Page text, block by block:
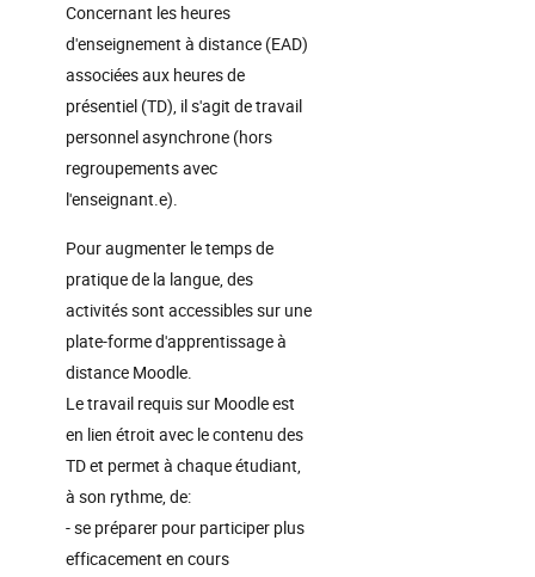
Concernant les heures
d'enseignement à distance (EAD)
associées aux heures de
présentiel (TD), il s'agit de travail
personnel asynchrone (hors
regroupements avec
l'enseignant.e).
Pour augmenter le temps de
pratique de la langue, des
activités sont accessibles sur une
plate-forme d'apprentissage à
distance Moodle.
Le travail requis sur Moodle est
en lien étroit avec le contenu des
TD et permet à chaque étudiant,
à son rythme, de:
- se préparer pour participer plus
efficacement en cours